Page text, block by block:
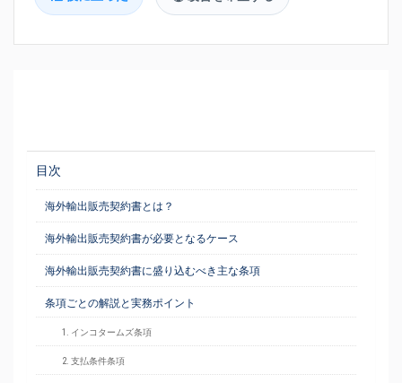
目次
海外輸出販売契約書とは？
海外輸出販売契約書が必要となるケース
海外輸出販売契約書に盛り込むべき主な条項
条項ごとの解説と実務ポイント
1. インコタームズ条項
2. 支払条件条項